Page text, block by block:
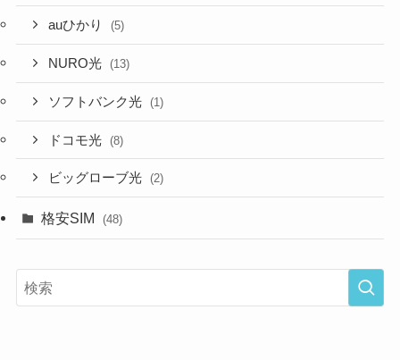
auひかり (5)
NURO光 (13)
ソフトバンク光 (1)
ドコモ光 (8)
ビッグローブ光 (2)
格安SIM (48)